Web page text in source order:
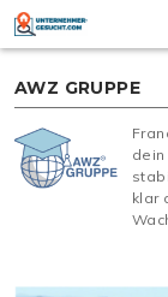
Skip
content
AWZ GRUPPE
klar